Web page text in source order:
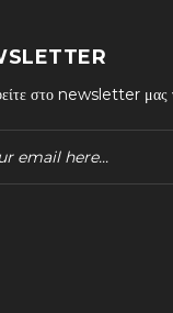
στο newsletter μας